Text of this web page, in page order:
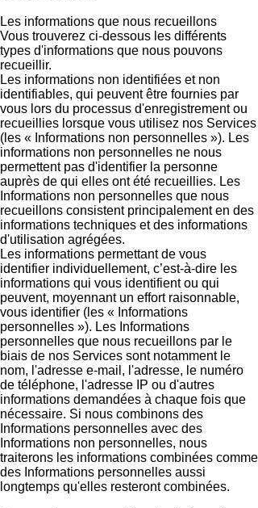
Les informations que nous recueillons
Vous trouverez ci-dessous les différents
types d'informations que nous pouvons
recueillir.
Les informations non identifiées et non
identifiables, qui peuvent être fournies par
vous lors du processus d'enregistrement ou
recueillies lorsque vous utilisez nos Services
(les « Informations non personnelles »). Les
informations non personnelles ne nous
permettent pas d'identifier la personne
auprès de qui elles ont été recueillies. Les
Informations non personnelles que nous
recueillons consistent principalement en des
informations techniques et des informations
d'utilisation agrégées.
Les informations permettant de vous
identifier individuellement, c’est-à-dire les
informations qui vous identifient ou qui
peuvent, moyennant un effort raisonnable,
vous identifier (les « Informations
personnelles »). Les Informations
personnelles que nous recueillons par le
biais de nos Services sont notamment le
nom, l'adresse e-mail, l'adresse, le numéro
de téléphone, l'adresse IP ou d'autres
informations demandées à chaque fois que
nécessaire. Si nous combinons des
Informations personnelles avec des
Informations non personnelles, nous
traiterons les informations combinées comme
des Informations personnelles aussi
longtemps qu'elles resteront combinées.